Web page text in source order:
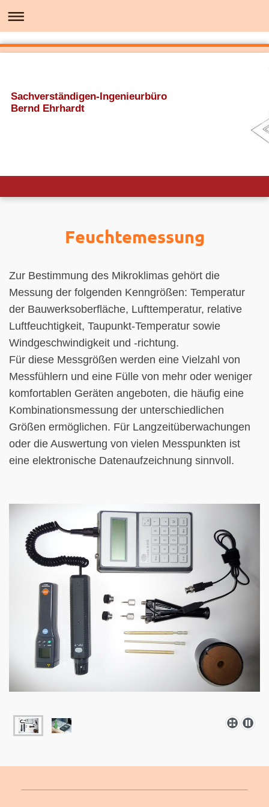
Sachverständigen-Ingenieurbüro
Bernd Ehrhardt
Feuchtemessung
Zur Bestimmung des Mikroklimas gehört die
Messung der folgenden Kenngrößen: Temperatur
der Bauwerksoberfläche, Lufttemperatur, relative
Luftfeuchtigkeit, Taupunkt-Temperatur sowie
Windgeschwindigkeit und -richtung.
Für diese Messgrößen werden eine Vielzahl von
Messfühlern und eine Fülle von mehr oder weniger
komfortablen Geräten angeboten, die häufig eine
Kombinationsmessung der unterschiedlichen
Größen ermöglichen. Für Langzeitüberwachungen
oder die Auswertung von vielen Messpunkten ist
eine elektronische Datenaufzeichnung sinnvoll.